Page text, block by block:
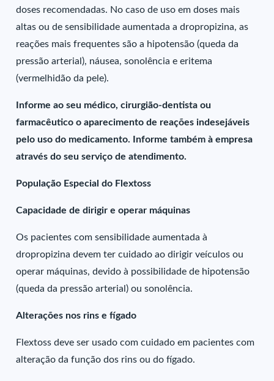
doses recomendadas. No caso de uso em doses mais
altas ou de sensibilidade aumentada a dropropizina, as
reações mais frequentes são a hipotensão (queda da
pressão arterial), náusea, sonolência e eritema
(vermelhidão da pele).
Informe ao seu médico, cirurgião-dentista ou
farmacêutico o aparecimento de reações indesejáveis
pelo uso do medicamento. Informe também à empresa
através do seu serviço de atendimento.
População Especial do Flextoss
Capacidade de dirigir e operar máquinas
Os pacientes com sensibilidade aumentada à
dropropizina devem ter cuidado ao dirigir veículos ou
operar máquinas, devido à possibilidade de hipotensão
(queda da pressão arterial) ou sonolência.
Alterações nos rins e fígado
Flextoss deve ser usado com cuidado em pacientes com
alteração da função dos rins ou do fígado.